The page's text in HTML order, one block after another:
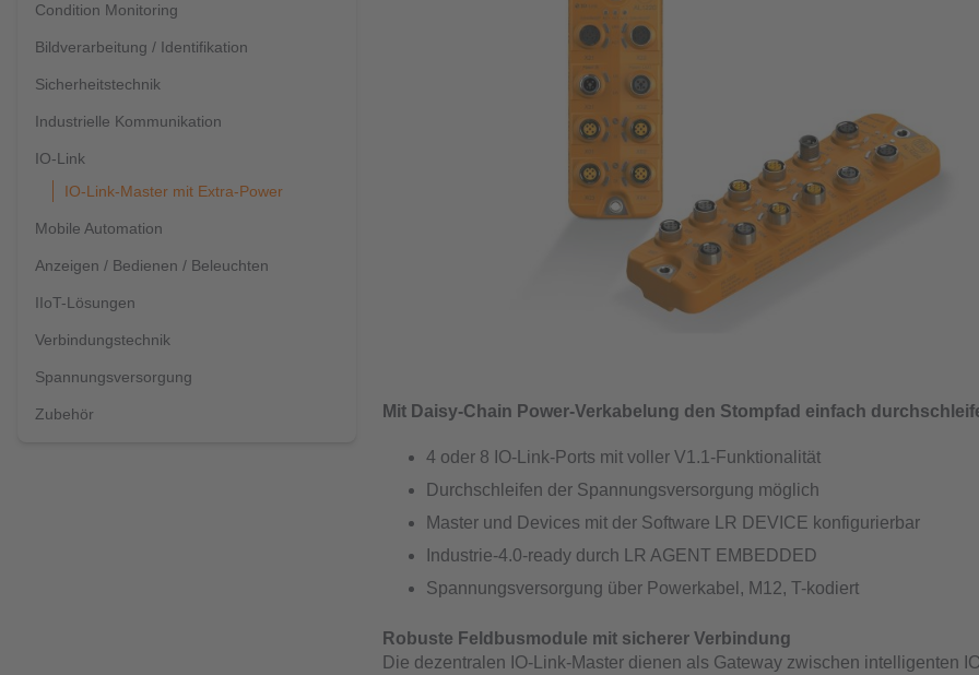
Condition Monitoring
Bildverarbeitung / Identifikation
Sicherheitstechnik
Industrielle Kommunikation
IO-Link
IO-Link-Master mit Extra-Power
Mobile Automation
Anzeigen / Bedienen / Beleuchten
IIoT-Lösungen
Verbindungstechnik
Spannungsversorgung
Zubehör Mit Daisy-Chain Power-Verkabelung den Stompfad einfach
4 oder 8 IO-Link-Ports mit voller V1.1-Funktionalität
Durchschleifen der Spannungsversorgung möglich
Master und Devices mit der Software LR DEVICE konfigurierbar
Industrie-4.0-ready durch LR AGENT EMBEDDED
Spannungsversorgung über Powerkabel, M12, T-kodiert
Robuste Feldbusmodule mit sicherer Verbindung
Die dezentralen IO-Link-Master dienen als Gateway zwischen intelligenten